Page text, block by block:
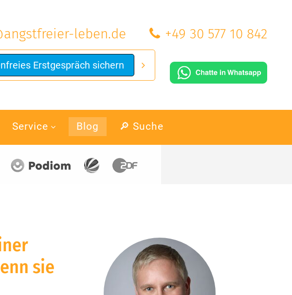
+49 30 577 10 842
leben.de
Erstgespräch sichern
Service Blog 🔎 Suche
sie